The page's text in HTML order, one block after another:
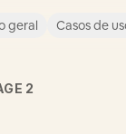
geral Casos de
2